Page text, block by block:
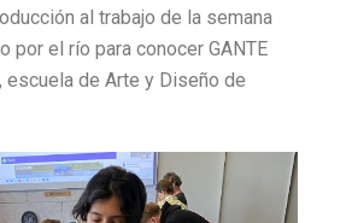
al trabajo de la semana
por el río para conocer GANTE
escuela de Arte y Diseño de